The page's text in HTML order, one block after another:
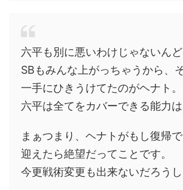
六平も別に悪いわけじゃないん
SBもみんな上がっちゃうから、
一手にひきうけてたのがヘナト。
六平は全てをカバーできる能力は
まぁつまり、ヘナトがもし復帰
迎えたら絶望だってことです。
今更戦術変更も出来ないだろうし